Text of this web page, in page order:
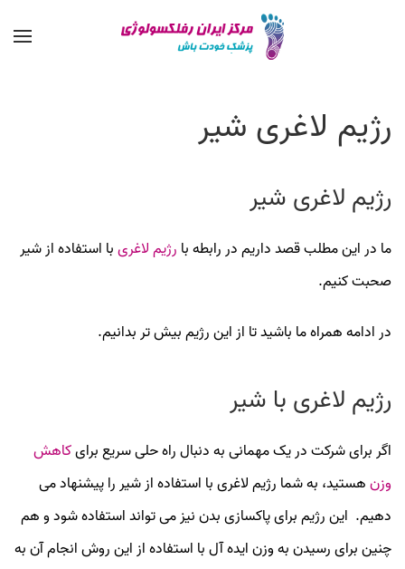
رژیم لاغری شیر
رژیم لاغری شیر
ما در این مطلب قصد داریم در رابطه با رژیم لاغریبا استفاده از شیر
صحبت کنیم.
در ادامه همراه ما باشید تا از این رژیم بیش تر بدانیم.
رژیم لاغری با شیر
اگر برای شرکت در یک مهمانی به دنبال راه حلی سریع برایکاهش
وزنهستید، به شما رژیم لاغری با استفاده از شیر را پیشنهاد می
دهیم. این رژیم برای پاکسازی بدن نیز می تواند استفاده شود و هم
چنین برای رسیدن به وزن ایده آل با استفاده از این روش انجام آن به